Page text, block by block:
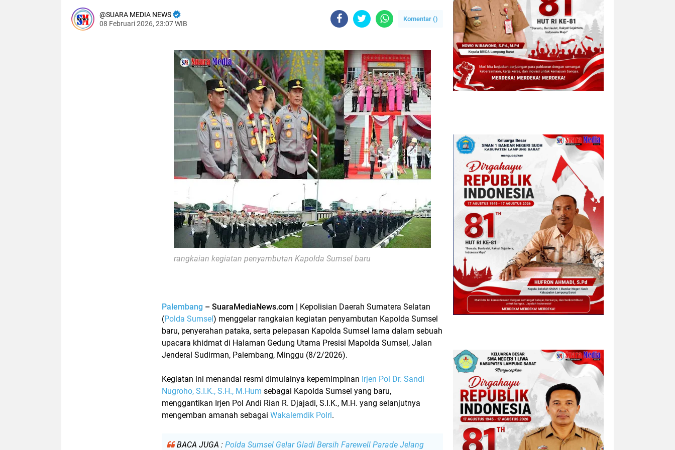
SUARA MEDIA NEWS
08 Februari 2026, 23:07 WIB
Komentar ()
rangkaian kegiatan penyambutan Kapolda Sumsel baru
Palembang – SuaraMediaNews.com | Kepolisian Daerah Sumatera Selatan
(Polda Sumsel) menggelar rangkaian kegiatan penyambutan Kapolda Sumsel
baru, penyerahan pataka, serta pelepasan Kapolda Sumsel lama dalam sebuah
upacara khidmat di Halaman Gedung Utama Presisi Mapolda Sumsel, Jalan
Jenderal Sudirman, Palembang, Minggu (8/2/2026).
Kegiatan ini menandai resmi dimulainya kepemimpinan Irjen Pol Dr. Sandi
Nugroho, S.I.K., S.H., M.Hum sebagai Kapolda Sumsel yang baru,
menggantikan Irjen Pol Andi Rian R. Djajadi, S.I.K., M.H. yang selanjutnya
mengemban amanah sebagai Wakalemdik Polri.
BACA JUGA : Polda Sumsel Gelar Gladi Bersih Farewell Parade Jelang